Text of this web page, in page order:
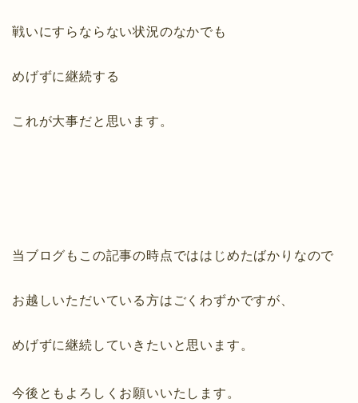
戦いにすらならない状況のなかでも
めげずに継続する
これが大事だと思います。
当ブログもこの記事の時点でははじめたばかりなので
お越しいただいている方はごくわずかですが、
めげずに継続していきたいと思います。
今後ともよろしくお願いいたします。